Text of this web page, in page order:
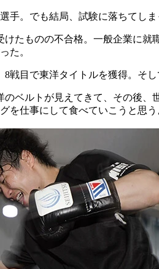
手。でも結局、試験に落ちてしま
たものの不合格。一般企業に
た。
戦目で東洋タイトルを獲得。そ
のベルトが見えてきて、その後
を仕事にして食べていこうと思う